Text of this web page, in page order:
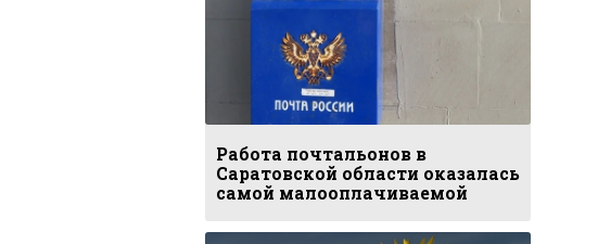
Работа почтальонов в
Саратовской области оказалась
самой малооплачиваемой